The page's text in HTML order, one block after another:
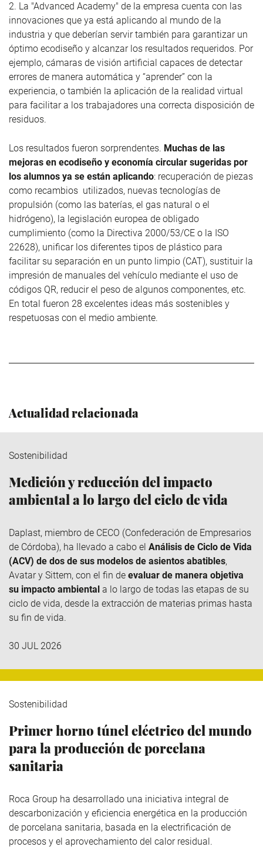
2. La "Advanced Academy" de la empresa cuenta con las
innovaciones que ya está aplicando al mundo de la
industria y que deberían servir también para garantizar un
óptimo ecodiseño y alcanzar los resultados requeridos. Por
ejemplo, cámaras de visión artificial capaces de detectar
errores de manera automática y “aprender” con la
experiencia, o también la aplicación de la realidad virtual
para facilitar a los trabajadores una correcta disposición de
residuos.
Los resultados fueron sorprendentes. Muchas de las
mejoras en ecodiseño y economía circular sugeridas por
los alumnos ya se están aplicando: recuperación de piezas
como recambios utilizados, nuevas tecnologías de
propulsión (como las baterías, el gas natural o el
hidrógeno), la legislación europea de obligado
cumplimiento (como la Directiva 2000/53/CE o la ISO
22628), unificar los diferentes tipos de plástico para
facilitar su separación en un punto limpio (CAT), sustituir la
impresión de manuales del vehículo mediante el uso de
códigos QR, reducir el peso de algunos componentes, etc.
En total fueron 28 excelentes ideas más sostenibles y
respetuosas con el medio ambiente.
Actualidad relacionada
Sostenibilidad
Medición y reducción del impacto
ambiental a lo largo del ciclo de vida
Daplast, miembro de CECO (Confederación de Empresarios
de Córdoba), ha llevado a cabo el Análisis de Ciclo de Vida
(ACV) de dos de sus modelos de asientos abatibles,
Avatar y Sittem, con el fin de evaluar de manera objetiva
su impacto ambiental a lo largo de todas las etapas de su
ciclo de vida, desde la extracción de materias primas hasta
su fin de vida.
30 JUL 2026
Sostenibilidad
Primer horno túnel eléctrico del mundo
para la producción de porcelana
sanitaria
Roca Group ha desarrollado una iniciativa integral de
descarbonización y eficiencia energética en la producción
de porcelana sanitaria, basada en la electrificación de
procesos y el aprovechamiento del calor residual.